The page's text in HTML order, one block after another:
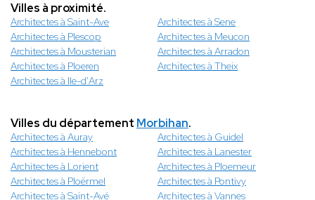
Villes à proximité.
Architectes à Saint-Ave
Architectes à Sene
Architectes à Plescop
Architectes à Meucon
Architectes à Mousterian
Architectes à Arradon
Architectes à Ploeren
Architectes à Theix
Architectes à Ile-d'Arz
Villes du département Morbihan.
Architectes à Auray
Architectes à Guidel
Architectes à Hennebont
Architectes à Lanester
Architectes à Lorient
Architectes à Ploemeur
Architectes à Ploërmel
Architectes à Pontivy
Architectes à Saint-Avé
Architectes à Vannes